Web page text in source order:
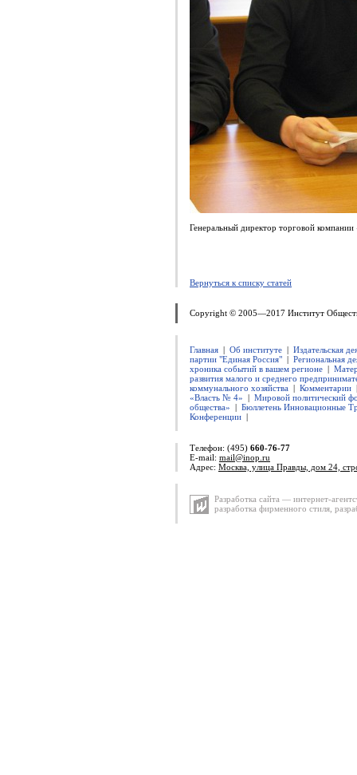
Генеральный директор торговой
Вернуться к списку статей
Copyright © 2005—2017 Институт
Главная | Об институте | Издательская
партии "Единая Россия" | Региональная
хроника событий в вашем регионе |
развития малого и среднего
коммунального хозяйства | Комментарии
«Власть № 4» | Мировой политический
общества» | Бюллетень Инновационные
Конференции |
Телефон: (495) 660-76-77
E-mail: mail@inop.ru
Адрес: Москва, улица Правды, дом 24,
Разработка сайта — интернет-
разработка фирменного стиля